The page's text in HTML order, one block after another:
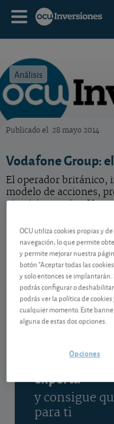
Análisis
Publicado el 28 mayo 2014
Vodafone Group:
El operador británico,
modelo de acciones,
ejercicio 2013/14.
Vodafone Group
GB00BH4HKS39
05/08/2026 Londres
Gestiona tu
experta
y consigue
para ti
OCU utiliza cookies propias y
navegación, lo que permite
y permite mejorar nuestra
botón "Aceptar todas las
y solo entonces se
podrás configurar o
podrás ver la política de
cualquier momento. Este
alguna de estas dos opciones.
Opciones